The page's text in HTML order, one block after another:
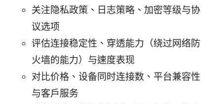
关注隐私政策、日志策略、加密等级与协
议选项
评估连接稳定性、穿透能力（绕过网络防
火墙的能力）与速度表现
对比价格、设备同时连接数、平台兼容性
与客户服务